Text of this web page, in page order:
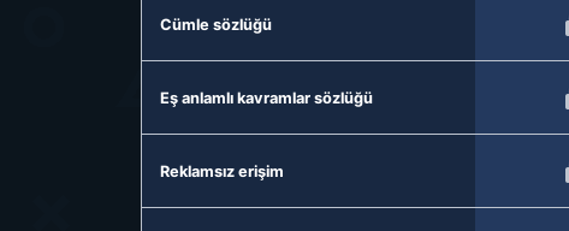
Cümle sözlüğü
Eş anlamlı kavramlar sözlüğü
Reklamsız erişim